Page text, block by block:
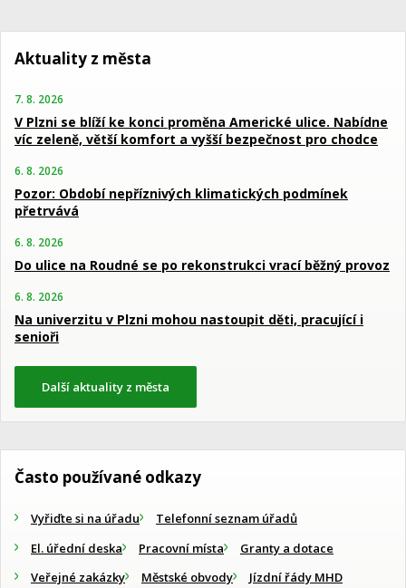
Aktuality z města
7. 8. 2026
V Plzni se blíží ke konci proměna Americké ulice. Nabídne
víc zeleně, větší komfort a vyšší bezpečnost pro chodce
6. 8. 2026
Pozor: Období nepříznivých klimatických podmínek
přetrvává
6. 8. 2026
Do ulice na Roudné se po rekonstrukci vrací běžný provoz
6. 8. 2026
Na univerzitu v Plzni mohou nastoupit děti, pracující i
senioři
Další aktuality z města
Často používané odkazy
Vyřiďte si na úřadu
Telefonní seznam úřadů
El. úřední deska
Pracovní místa
Granty a dotace
Veřejné zakázky
Městské obvody Jízdní řády MHD